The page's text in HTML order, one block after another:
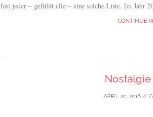
fast jeder – gefühlt alle – eine solche Liste. Im Jahr
CONTINUE
Nostalgie
APRIL 20, 2016 //